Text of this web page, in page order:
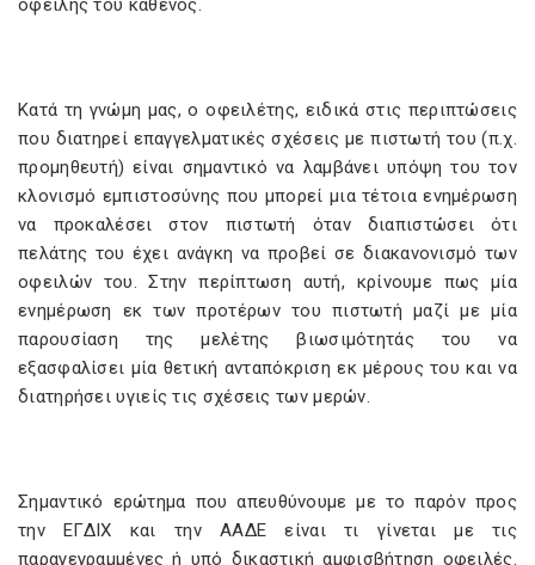
οφειλής του καθενός.
Κατά τη γνώμη μας, ο οφειλέτης, ειδικά στις περιπτώσεις
που διατηρεί επαγγελματικές σχέσεις με πιστωτή του (π.χ.
προμηθευτή) είναι σημαντικό να λαμβάνει υπόψη του τον
κλονισμό εμπιστοσύνης που μπορεί μια τέτοια ενημέρωση
να προκαλέσει στον πιστωτή όταν διαπιστώσει ότι
πελάτης του έχει ανάγκη να προβεί σε διακανονισμό των
οφειλών του. Στην περίπτωση αυτή, κρίνουμε πως μία
ενημέρωση εκ των προτέρων του πιστωτή μαζί με μία
παρουσίαση της μελέτης βιωσιμότητάς του να
εξασφαλίσει μία θετική ανταπόκριση εκ μέρους του και να
διατηρήσει υγιείς τις σχέσεις των μερών.
Σημαντικό ερώτημα που απευθύνουμε με το παρόν προς
την ΕΓΔΙΧ και την ΑΑΔΕ είναι τι γίνεται με τις
παραγεγραμμένες ή υπό δικαστική αμφισβήτηση οφειλές.